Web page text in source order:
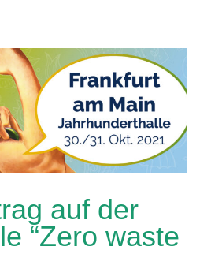
auf der Veggienale
im Alltag”
auf der
“Zero waste